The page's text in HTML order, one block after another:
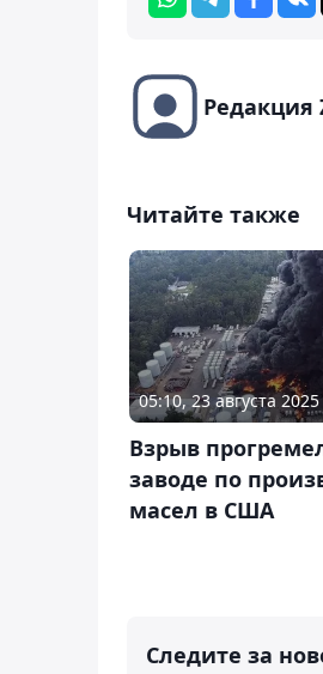
Редакция
Читайте также
05:10, 23 августа 2025
Взрыв
заводе по
масел в США
Следите за